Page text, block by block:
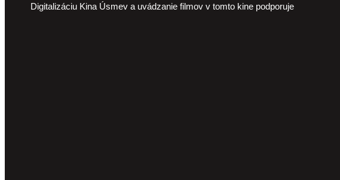
Digitalizáciu Kina Úsmev a uvádzanie filmov v tomto kine podporuje